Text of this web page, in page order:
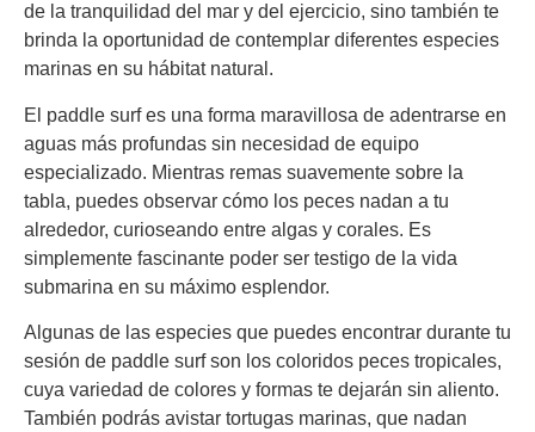
de la tranquilidad del mar y del ejercicio, sino también te
brinda la oportunidad de contemplar diferentes especies
marinas en su hábitat natural.
El paddle surf es una forma maravillosa de adentrarse en
aguas más profundas sin necesidad de equipo
especializado. Mientras remas suavemente sobre la
tabla, puedes observar cómo los peces nadan a tu
alrededor, curioseando entre algas y corales. Es
simplemente fascinante poder ser testigo de la vida
submarina en su máximo esplendor.
Algunas de las especies que puedes encontrar durante tu
sesión de paddle surf son los coloridos peces tropicales,
cuya variedad de colores y formas te dejarán sin aliento.
También podrás avistar tortugas marinas, que nadan